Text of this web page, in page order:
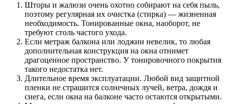
Шторы и жалюзи очень охотно собирают на себя пыль,
поэтому регулярная их очистка (стирка) — жизненная
необходимость. Тонированные окна, наоборот, не
требуют столь частого ухода.
Если метраж балкона или лоджии невелик, то любая
дополнительная конструкция на окна отнимет
драгоценное пространство. У тонировочного покрытия
такого недостатка нет.
Длительное время эксплуатации. Любой вид защитной
пленки не страшится солнечных лучей, ветра, дождя и
снега, если окна на балконе часто остаются открытыми.